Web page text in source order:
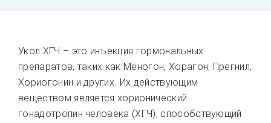
Укол ХГЧ – это инъекция гормональных
препаратов, таких как Меногон, Хорагон, Прегнил,
Хориогонин и других. Их действующим
веществом является хорионический
гонадотропин человека (ХГЧ), способствующий